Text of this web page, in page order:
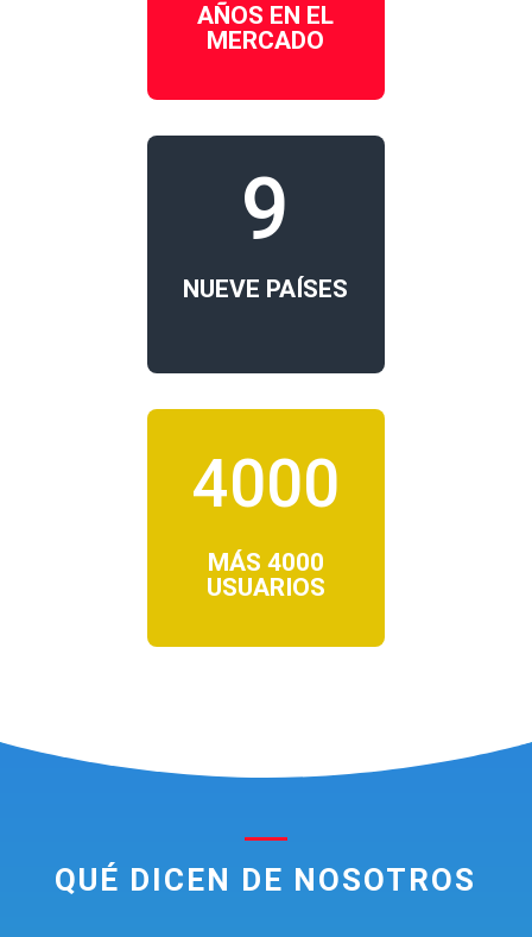
AÑOS EN EL
MERCADO
9
NUEVE PAÍSES
4000
MÁS 4000
USUARIOS
QUÉ DICEN DE NOSOTROS